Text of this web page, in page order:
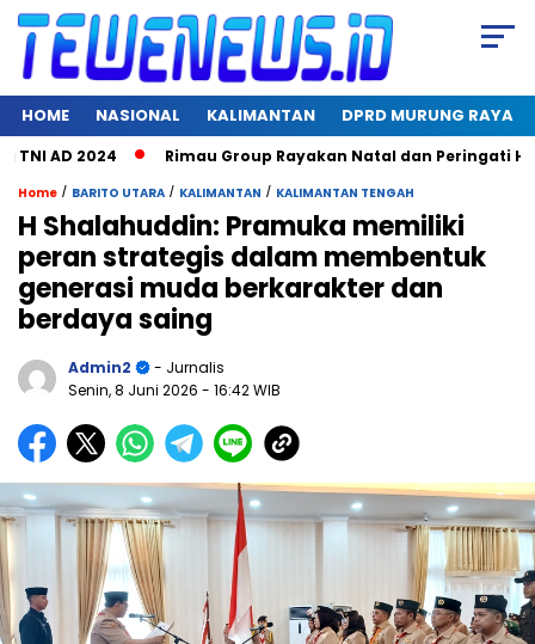
HOME NASIONAL KALIMANTAN DPRD MURUNG RAYA
AD 2024 Rimau Group Rayakan Natal dan Peringati Hari
Home / BARITO UTARA / KALIMANTAN / KALIMANTAN TENGAH
H Shalahuddin: Pramuka memiliki
peran strategis dalam membentuk
generasi muda berkarakter dan
berdaya saing
Admin2
- Jurnalis
Senin, 8 Juni 2026 - 16:42 WIB